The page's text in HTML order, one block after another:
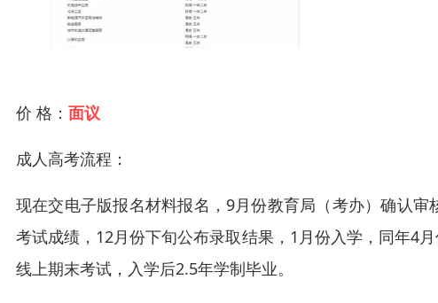
价 格： 面议
成人高考流程：
现在交电子版报名材料报名，9月份教育局（考办）确认
考试成绩，12月份下旬公布录取结果，1月份入学，同年4
线上期末考试，入学后2.5年学制毕业。